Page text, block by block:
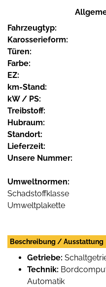
Fahrzeugtyp:
Karosserieform:
Türen:
Farbe:
EZ:
km-Stand:
kW / PS:
Treibstoff:
Hubraum:
Standort:
Lieferzeit:
Unsere Nummer:
Umweltnormen:
Schadstoffklasse
Umweltplakette
Beschreibung / Ausstattung
Getriebe:
Technik:
Automatik